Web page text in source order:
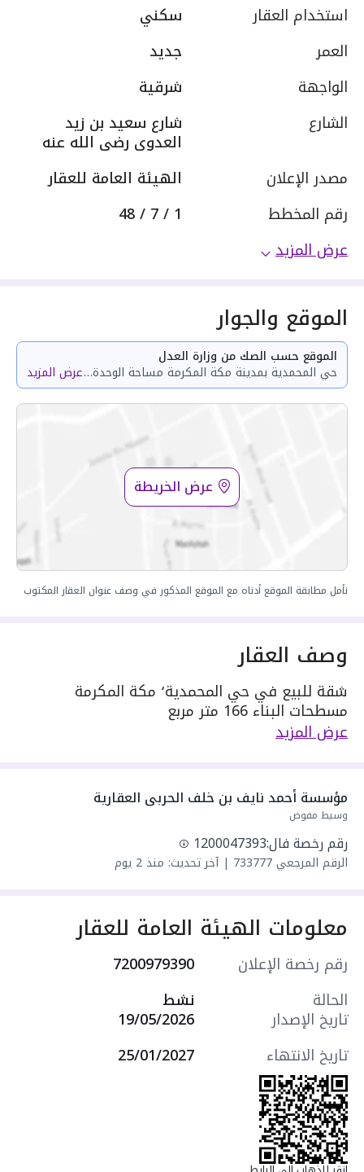
استخدام العقار
سكني
العمر
جديد
الواجهة
شرقية
الشارع
شارع سعيد بن زيد
العدوى رضى الله عنه
مصدر الإعلان
الهيئة العامة للعقار
رقم المخطط
1 / 7 / 48
عرض المزيد
الموقع والجوار
الموقع حسب الصك من وزارة العدل
حي المحمدية بمدينة مكة المكرمة مساحة الوحدة من الأرض 57.07 متر وتختص من المنافع والأجزاء المشتركة بمساحة 116.67 مترعرض المزيد
عرض الخريطة
نأمل مطابقة الموقع أدناه مع الموقع المذكور في وصف عنوان العقار المكتوب
وصف العقار
شقة للبيع في حي المحمدية٬ مكة المكرمة
مسطحات البناء 166 متر مربع
يحدها 1 شارع:
مكونة من: 4 غرف
واصل مياه
سنة البناء: 2026
سعرها 520000 ر.س
🏡 شقق فاخرة للبيع
شقق 4 غرف
📐 مساحة 166 م
💰 السعر 520 ألف
▪️مجلس رجال بحمام ومغاسل + مقلط
▪️صالة
▪️ مطبخ امريكى
▪️غرفة ماستر
▪️غرفتين بحمام خارجى
✅ المميزات:
✅ مدخلين
✅ نظام دخول زكى
✅ مصعد راكب
عرض المزيد
مؤسسة أحمد نايف بن خلف الحربى العقارية
وسيط مفوض
رقم رخصة فال:1200047393
الرقم المرجعي733777
|آخر تحديث: منذ 2 يوم
معلومات الهيئة العامة للعقار
رقم رخصة الإعلان
7200979390
الحالة
نشط
تاريخ الإصدار
19/05/2026
تاريخ الانتهاء
25/01/2027